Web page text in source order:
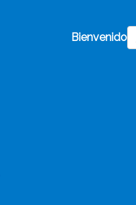
Bienvenido